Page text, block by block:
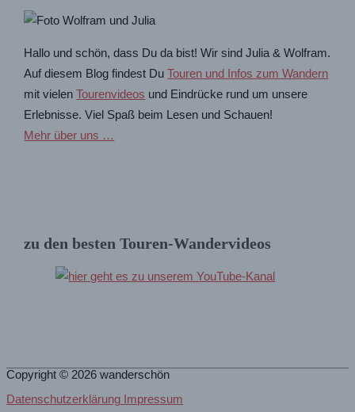
Hallo und schön, dass Du da bist! Wir sind Julia & Wolfram.
Auf diesem Blog findest DuTouren und Infos zum Wandern
mit vielenTourenvideos und Eindrücke rund um unsere
Erlebnisse. Viel Spaß beim Lesen und Schauen!
Mehr über uns …
zu den besten Touren-Wandervideos
Copyright © 2026 wanderschön
Datenschutzerklärung Impressum